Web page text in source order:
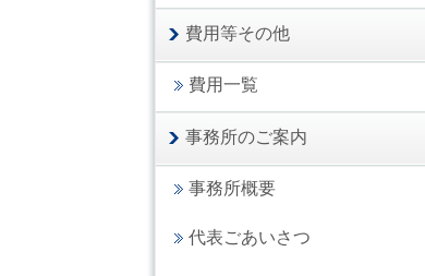
費用等その他
費用一覧
事務所のご案内
事務所概要
代表ごあいさつ